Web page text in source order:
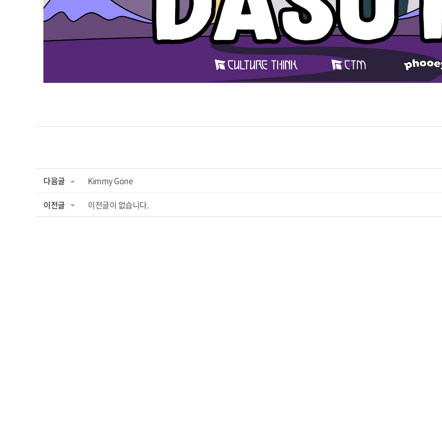
다음글 Kimmy Gone
이전글 이전글이 없습니다.